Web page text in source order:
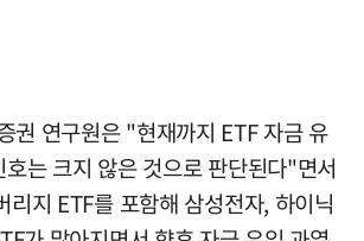
권 연구원은 "현재까지 ETF 자금 유
는 크지 않은 것으로 판단된다"면서
리지 ETF를 포함해 삼성전자, 하이닉